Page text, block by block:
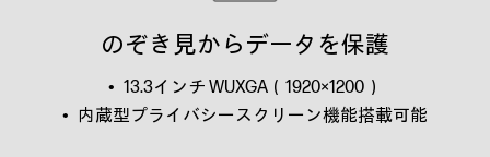
のぞき見からデータを保護
13.3インチ WUXGA（1920×1200）
内蔵型プライバシースクリーン機能搭載可能